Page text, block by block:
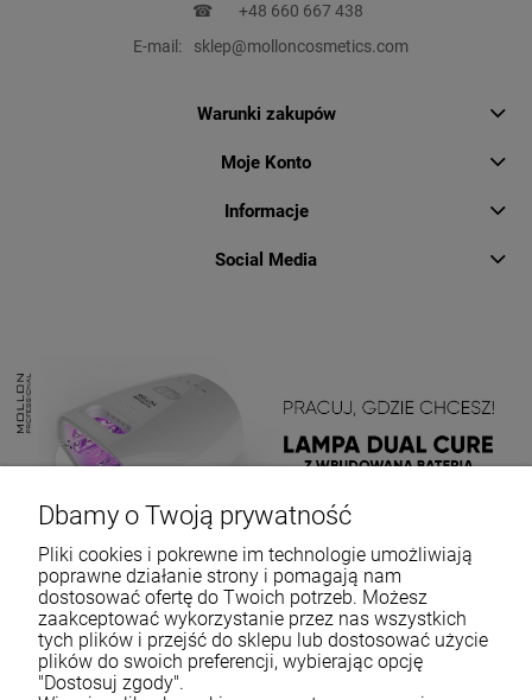
☎
+48 660 667 438
E-mail:
sklep@molloncosmetics.com
Warunki zakupów
Moje Konto
Informacje
Social Media
Dbamy o Twoją prywatność
Pliki cookies i pokrewne im technologie umożliwiają
poprawne działanie strony i pomagają nam
dostosować ofertę do Twoich potrzeb. Możesz
zaakceptować wykorzystanie przez nas wszystkich
tych plików i przejść do sklepu lub dostosować użycie
plików do swoich preferencji, wybierając opcję
"Dostosuj zgody".